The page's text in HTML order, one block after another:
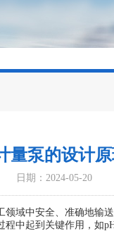
量泵的设计
日期：2024-05-20
领域中安全、准确地输
中起到关键作用，如